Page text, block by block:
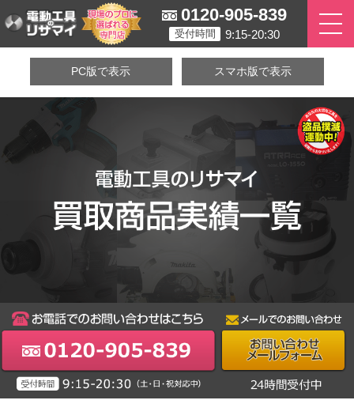
0120-905-839
受付時間 9:15-20:30
PC版で表示 スマホ版で表示